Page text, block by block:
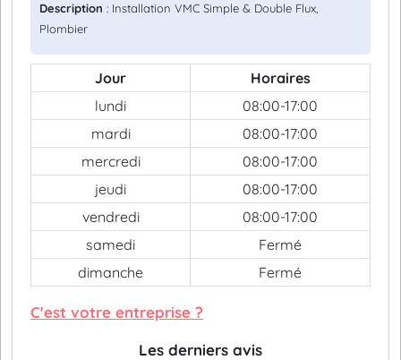
Description : Installation VMC Simple & Double Flux,
Plombier
Jour
Horaires
lundi
08:00-17:00
mardi
08:00-17:00
mercredi
08:00-17:00
jeudi
08:00-17:00
vendredi
08:00-17:00
samedi
Fermé
dimanche
Fermé
C'est votre entreprise ?
Les derniers avis